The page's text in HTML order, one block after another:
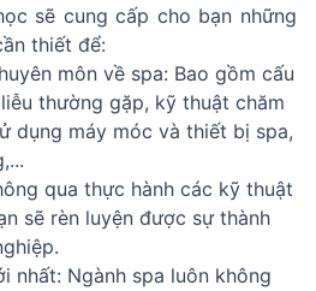
sẽ cung cấp cho bạn những
thiết để:
môn về spa: Bao gồm cấu
thường gặp, kỹ thuật chăm
dụng máy móc và thiết bị spa,
qua thực hành các kỹ thuật
sẽ rèn luyện được sự thành
nhất: Ngành spa luôn không